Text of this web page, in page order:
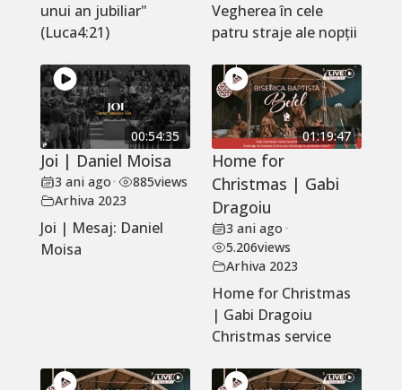
unui an jubiliar"
(Luca4:21)
Vegherea în cele
patru straje ale nopții
00:54:35
Joi | Daniel Moisa
3 ani ago• 885views
Arhiva 2023
Joi | Mesaj: Daniel
Moisa
01:19:47
Home for
Christmas | Gabi
Dragoiu
3 ani ago •
5.206views
Arhiva 2023
Home for Christmas
| Gabi Dragoiu
Christmas service